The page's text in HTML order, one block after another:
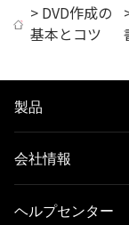
> DVD作成の
基本とコツ
製品
会社情報
ヘルプセンター